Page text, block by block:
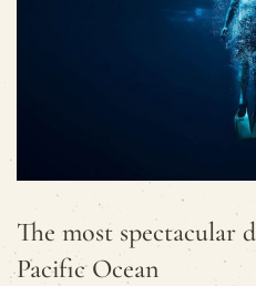
The most spectacular
Pacific Ocean